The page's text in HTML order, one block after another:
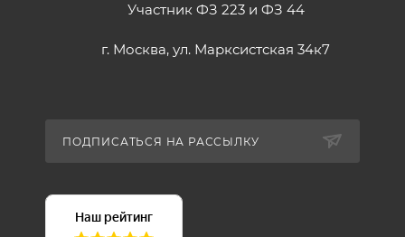
Участник ФЗ 223 и ФЗ 44
г. Москва, ул. Марксистская 34к7
ПОДПИСАТЬСЯ НА РАССЫЛКУ